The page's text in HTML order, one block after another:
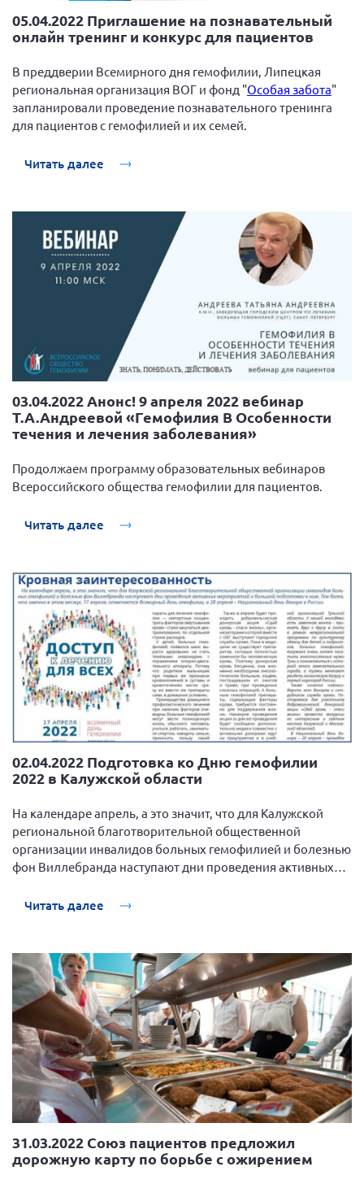
05.04.2022 Приглашение на познавательный
онлайн тренинг и конкурс для пациентов
В преддверии Всемирного дня гемофилии, Липецкая
региональная организация ВОГ и фонд "Особая забота"
запланировали проведение познавательного тренинга
для пациентов с гемофилией и их семей.
Читать далее
03.04.2022 Анонс! 9 апреля 2022 вебинар
Т.А.Андреевой «Гемофилия В Особенности
течения и лечения заболевания»
Продолжаем программу образовательных вебинаров
Всероссийского общества гемофилии для пациентов.
Читать далее
02.04.2022 Подготовка ко Дню гемофилии
2022 в Калужской области
На календаре апрель, а это значит, что для Калужской
региональной благотворительной общественной
организации инвалидов больных гемофилией и болезнью
фон Виллебранда наступают дни проведения активных
Читать далее
31.03.2022 Союз пациентов предложил
дорожную карту по борьбе с ожирением